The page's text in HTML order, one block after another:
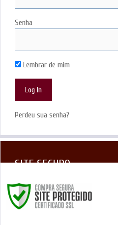
Senha
Lembrar de mim
Perdeu sua senha?
SITE SEGURO